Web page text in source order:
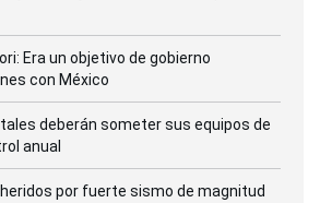
Era un objetivo de gobierno
con México
deberán someter sus equipos de
anual
por fuerte sismo de magnitud